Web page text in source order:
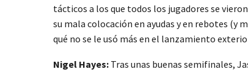
tácticos a los que todos los jugadores se
su mala colocación en ayudas y en rebotes (y
qué no se le usó más en el lanzamiento
Nigel Hayes: Tras unas buenas semifinales,